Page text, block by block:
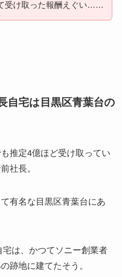
受け取った報酬えぐい……
自宅は目黒区青葉台の
推定4億ほど受け取ってい
社長。
有名な目黒区青葉台にあ
は、かつてソニー創業者
跡地に建てたそう。